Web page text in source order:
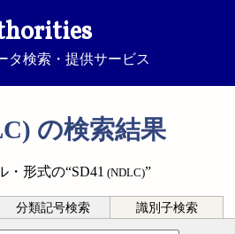
タ検索・提供サービス
の検索結果
・形式の“SD41 (NDLC)”
分類記号検索 識別子検索